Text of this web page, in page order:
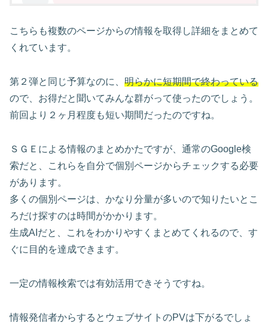
こちらも複数のページからの情報を取得し詳細をまとめて
くれています。
第２弾と同じ予算なのに、 明らかに短期間で終わっている
ので、お得だと聞いてみんな群がって使ったのでしょう。
前回より２ヶ月程度も短い期間だったのですね。
ＳＧＥによる情報のまとめかたですが、通常のGoogle検
索だと、これらを自分で個別ページからチェックする必要
があります。
多くの個別ページは、かなり分量が多いので知りたいとこ
ろだけ探すのは時間がかかります。
生成AIだと、これをわかりやすくまとめてくれるので、す
ぐに目的を達成できます。
一定の情報検索では有効活用できそうですね。
情報発信者からするとウェブサイトのPVは下がるでしょ